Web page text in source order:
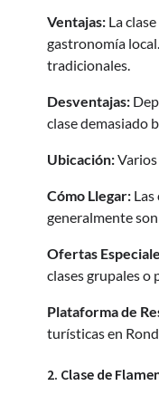
Ventajas: La
gastronomía
tradicionales.
Desventajas:
clase demasiado
Ubicación:Varios
Cómo Llegar:
generalmente
Ofertas
clases grupales o
Plataforma de
turísticas en
2. Clase de